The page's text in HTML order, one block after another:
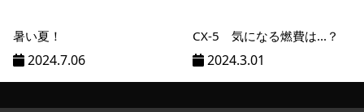
暑い夏！
2024.7.06
CX-5 気になる燃費は...？
2024.3.01